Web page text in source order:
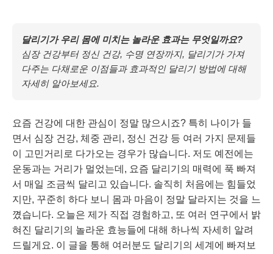
달리기가 우리 몸에 미치는 놀라운 효과는 무엇일까요?
심장 건강부터 정신 건강, 수명 연장까지, 달리기가 가져
다주는 다채로운 이점들과 효과적인 달리기 방법에 대해
자세히 알아보세요.
요즘 건강에 대한 관심이 정말 많으시죠? 특히 나이가 들
면서 심장 건강, 체중 관리, 정신 건강 등 여러 가지 문제들
이 고민거리로 다가오는 경우가 많습니다. 저도 예전에는
운동과는 거리가 멀었는데, 요즘 달리기의 매력에 푹 빠져
서 매일 조금씩 달리고 있습니다. 솔직히 처음에는 힘들었
지만, 꾸준히 하다 보니 몸과 마음이 정말 달라지는 것을 느
꼈습니다. 오늘은 제가 직접 경험하고, 또 여러 연구에서 밝
혀진 달리기의 놀라운 효능들에 대해 하나씩 자세히 알려
드릴게요. 이 글을 통해 여러분도 달리기의 세계에 빠져보